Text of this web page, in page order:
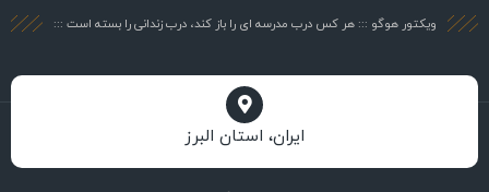
ویکتور هوگو ::: هر کس درب مدرسه ای را باز کند، درب زندانی را بسته است :::
ایران، استان البرز